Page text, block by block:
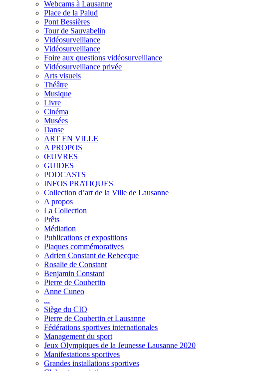
Webcams à Lausanne
Place de la Palud
Pont Bessières
Tour de Sauvabelin
Vidéosurveillance
Vidéosurveillance
Foire aux questions vidéosurveillance
Vidéosurveillance privée
Arts visuels
Théâtre
Musique
Livre
Cinéma
Musées
Danse
ART EN VILLE
A PROPOS
ŒUVRES
GUIDES
PODCASTS
INFOS PRATIQUES
Collection d’art de la Ville de Lausanne
A propos
La Collection
Prêts
Médiation
Publications et expositions
Plaques commémoratives
Adrien Constant de Rebecque
Rosalie de Constant
Benjamin Constant
Pierre de Coubertin
Anne Cuneo
...
Siège du CIO
Pierre de Coubertin et Lausanne
Fédérations sportives internationales
Management du sport
Jeux Olympiques de la Jeunesse Lausanne 2020
Manifestations sportives
Grandes installations sportives